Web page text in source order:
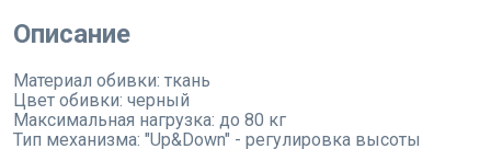
Описание
Материал обивки: ткань
Цвет обивки: черный
Максимальная нагрузка: до 80 кг
Тип механизма: "Up&Down" - регулировка высоты